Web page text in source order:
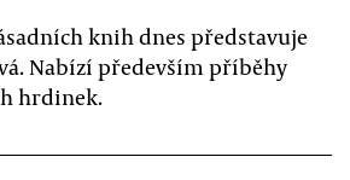
knih dnes představuje
Nabízí především příběhy
hrdinek.